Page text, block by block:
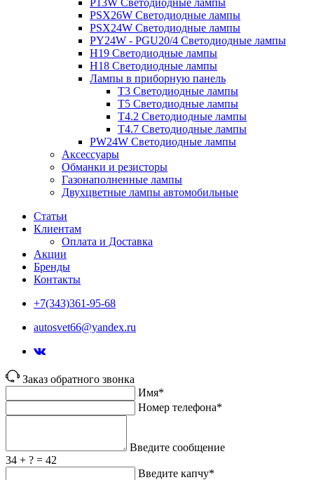
PSX26W Светодиодные лампы
PSX24W Светодиодные лампы
PY24W - PGU20/4 Светодиодные лампы
H19 Светодиодные лампы
H18 Светодиодные лампы
Лампы в приборную панель
T3 Светодиодные лампы
T5 Светодиодные лампы
T4.2 Светодиодные лампы
T4.7 Светодиодные лампы
PW24W Светодиодные лампы
Аксессуары
Обманки и резисторы
Газонаполненные лампы
Двухцветные лампы автомобильные
Статьи
Клиентам
Оплата и Доставка
Акции
Бренды
Контакты
+7(343)361-95-68
autosvet66@yandex.ru
Заказ обратного звонка
Имя*
Номер телефона*
Введите сообщение
34 + ? = 42
Введите капчу*